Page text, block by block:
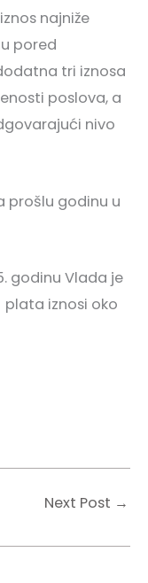
najniže
pored
tri iznosa
poslova, a
nivo
prošlu godinu u
godinu Vlada je
iznosi oko
Next Post →